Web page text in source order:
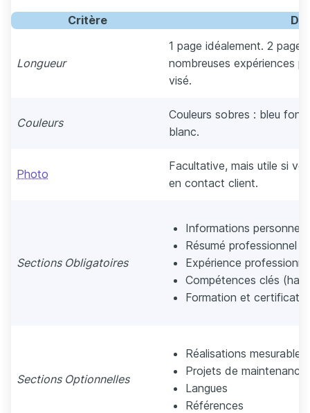
Critère
Longueur
1 page idéalement. 2
nombreuses expériences
visé.
Couleurs
Couleurs sobres : bleu
blanc.
Photo
Facultative, mais utile si
en contact client.
Sections Obligatoires
Informations
Résumé professionnel
Expérience
Compétences clés
Formation et
Sections Optionnelles
Réalisations mesurables
Projets de maintenance
Langues
Références